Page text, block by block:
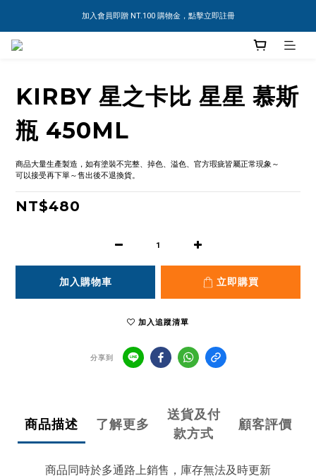
加入會員即贈 NT.100 購物金，點擊立即註冊
KIRBY 星之卡比 星星 慕斯
瓶 450ML
商品大量生產製造，如有塗裝不完整、掉色、溢色、官方瑕疵皆屬正常現象～
可以接受再下單～售出後不退換貨。
NT$480
加入購物車 立即購買
加入追蹤清單
分享到
商品描述 了解更多
送貨及付
款方式
顧客評價
商品同時於多通路上銷售，庫存無法及時更新